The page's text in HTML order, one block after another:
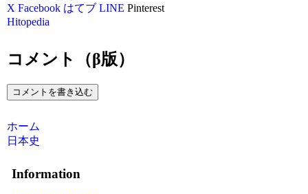
X Facebook はてブ LINE Pinterest
Hitopedia
コメント（β版）
コメントを書き込む
ホーム
日本史
Information